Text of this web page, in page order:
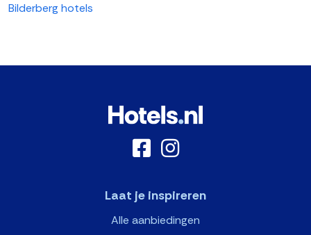
Bilderberg hotels
Laat je inspireren
Alle aanbiedingen